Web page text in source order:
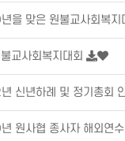
을 맞은 원불교사회복지
교사회복지대회
신년하례 및 정기총회
원사협 종사자 해외연